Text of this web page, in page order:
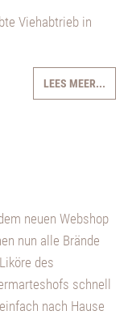
Viehabtrieb in
LEES MEER...
neuen Webshop
nun alle Brände
des
schnell
nach Hause